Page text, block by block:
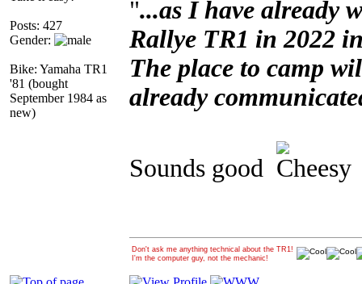
Posts: 427
Gender:
Bike: Yamaha TR1
'81 (bought
September 1984 as
new)
"...as I have already
Rallye TR1 in 2022
The place to camp
already
Sounds good
Don't ask me anything technical about the TR1!
I'm the computer guy, not the mechanic!